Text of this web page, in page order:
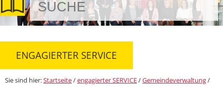
ENGAGIERTER SERVICE
Sie sind hier:Startseite/engagierter SERVICE/Gemeindeverwaltung/